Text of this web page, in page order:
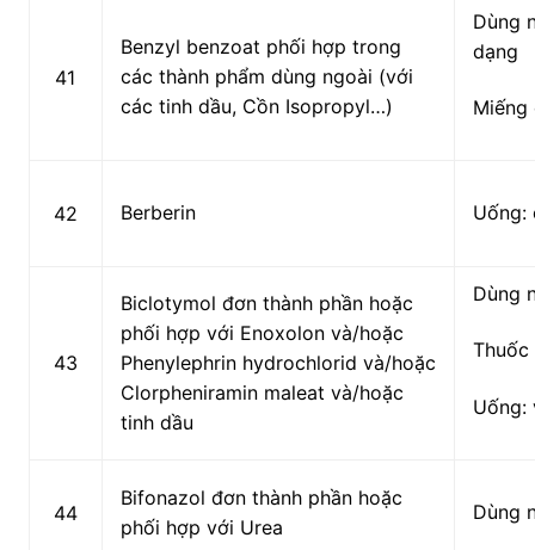
41
Benzyl benzoat phối hợp trong
các thành phẩm dùng ngoài (với
các tinh dầu, Cồn Isopropyl…)
Dùng
dạng
Miếng
42 Berberin Uống:
43
Biclotymol đơn thành phần hoặc
phối hợp với Enoxolon và/hoặc
Phenylephrin hydrochlorid và/hoặc
Clorpheniramin maleat và/hoặc
tinh dầu
Dùng
Thuốc
Uống:
44
Bifonazol đơn thành phần hoặc
phối hợp với Urea
Dùng